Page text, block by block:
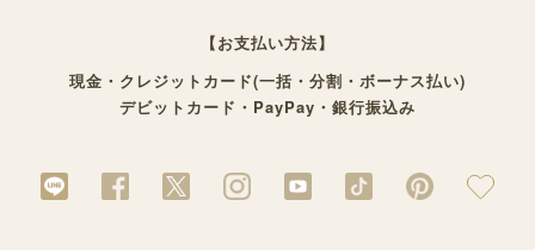
【お支払い方法】
現金・クレジットカード(一括・分割・ボーナス払い)
デビットカード・PayPay・銀行振込み